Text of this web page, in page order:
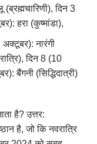
दिन 3
हरा (कुष्मांडा),
नारंगी
दिन 8 (10
बैंगनी (सिद्धिदात्री)
है?उत्तर:
है, जो कि नवरात्रि